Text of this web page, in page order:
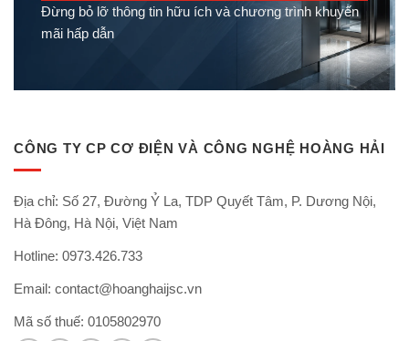
Đừng bỏ lỡ thông tin hữu ích và chương trình khuyến
mãi hấp dẫn
CÔNG TY CP CƠ ĐIỆN VÀ CÔNG NGHỆ HOÀNG HẢI
Địa chỉ: Số 27, Đường Ỷ La, TDP Quyết Tâm, P. Dương Nội,
Hà Đông, Hà Nội, Việt Nam
Hotline: 0973.426.733
Email: contact@hoanghaijsc.vn
Mã số thuế: 0105802970